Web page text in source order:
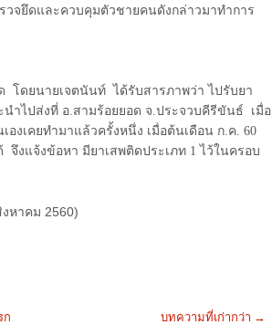
จยึดและควบคุมตัวชายคนดังกล่าวมาทำการ
ด โดยนายเจตนันท์ ได้รับสารภาพว่า ไปรับยา
ำไปส่งที่ อ.สามร้อยยอด จ.ประจวบคีรีขันธ์ เมื่อ
องเคยทำมาแล้วครั้งหนึ่ง เมื่อต้นเดือน ก.ค. 60
จึงแจ้งข้อหา มียาเสพติดประเภท 1 ไว้ในครอบ
หาคม 2560)
บทความที่เก่ากว่า →
ก